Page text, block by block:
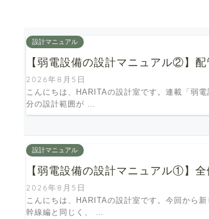
設計マニュアル
【弱電設備の設計マニュアル②】
2026年8月5日
こんにちは、HARITAの設計室です。連載「弱
分の設計範囲が …
設計マニュアル
【弱電設備の設計マニュアル①】
2026年8月5日
こんにちは、HARITAの設計室です。今回から
幹線編と同じく、 …